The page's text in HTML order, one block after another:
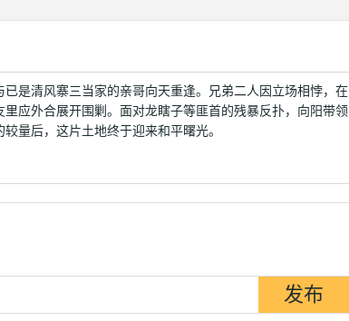
是清风寨三当家的亲哥向天重逢。兄弟二人因立场相悖，在
应外合展开围剿。面对龙瞎子等匪首的残暴反扑，向阳带领
量后，这片土地终于迎来和平曙光。